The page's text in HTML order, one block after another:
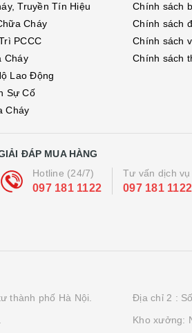
Truyền Tín Hiệu
Cháy
PCCC
Cháy
Lao Động
Sự Cố
Cháy
Chính sách
Chính sách
Chính sách
Chính sách
ĐÁP MUA HÀNG
Hotline (24/7)
097 181 1122
Tư vấn dịch
097 181 1122
thành phố Hà Nội.
Địa chỉ 2 :
Kho xưởng: